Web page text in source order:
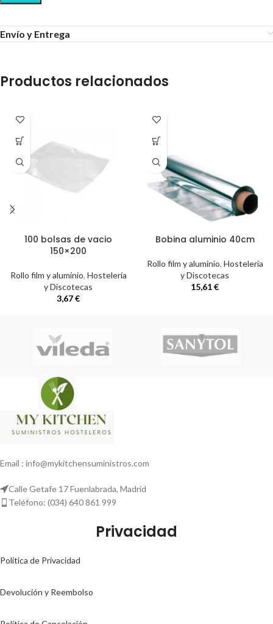
Envío y Entrega
Productos relacionados
100 bolsas de vacio
150×200
Rollo film y aluminio, Hostelería
y Discotecas
3,67€
Bobina aluminio 40cm
Rollo film y aluminio, Hostelería
y Discotecas
15,61€
Email : info@mykitchensuministros.com
Calle Getafe 17 Fuenlabrada, Madrid
Teléfono: (034) 640 861 999
Privacidad
Politica de Privacidad
Devolución y Reembolso